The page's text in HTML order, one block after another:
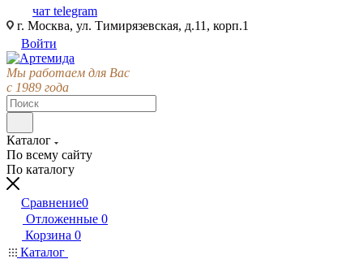
чат telegram
г. Москва, ул. Тимирязевская, д.11, корп.1
Войти
Мы работаем для Вас
с 1989 года
Каталог
По всему сайту
По каталогу
Сравнение0
Отложенные 0
Корзина 0
Каталог